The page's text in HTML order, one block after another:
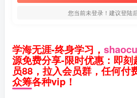
您当前未登录！建议登陆
学海无涯-终身学习，
源免费分享-限时优惠：即
员88，拉入会员群，任何付
众筹各种vip！